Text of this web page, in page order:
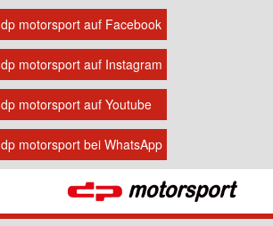
dp motorsport auf Facebook
dp motorsport auf Instagram
dp motorsport auf Youtube
dp motorsport bei WhatsApp